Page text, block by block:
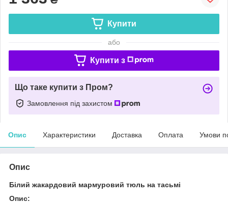
Купити
або
Купити з
Що таке купити з Пром?
Замовлення під захистом
Опис Характеристики Доставка Оплата Умови
Опис
Білий жакардовий мармуровий тюль на тасьмі
Опис: